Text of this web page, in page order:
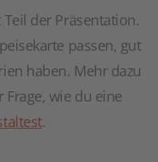
der Präsentation.
passen, gut
haben. Mehr dazu
Frage, wie du eine
.